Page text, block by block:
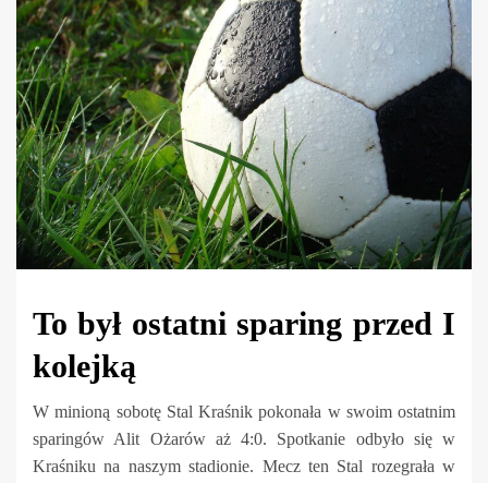
To był ostatni sparing przed I
kolejką
W minioną sobotę Stal Kraśnik pokonała w swoim ostatnim
sparingów Alit Ożarów aż 4:0. Spotkanie odbyło się w
Kraśniku na naszym stadionie. Mecz ten Stal rozegrała w